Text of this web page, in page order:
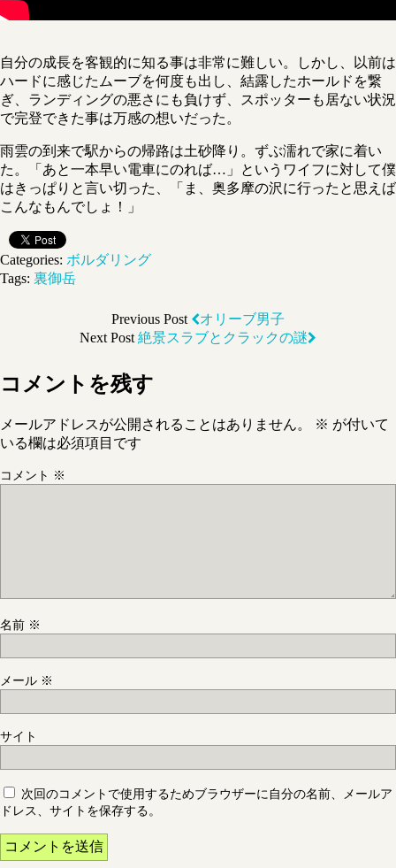
自分の成長を客観的に知る事は非常に難しい。しかし、以前は
ハードに感じたムーブを何度も出し、結露したホールドを繋
ぎ、ランディングの悪さにも負けず、スポッターも居ない状況
で完登できた事は万感の想いだった。
雨雲の到来で駅からの帰路は土砂降り。ずぶ濡れで家に着い
た。「あと一本早い電車にのれば…」というワイフに対して僕
はきっぱりと言い切った、「ま、奥多摩の沢に行ったと思えば
こんなもんでしょ！」
Categories: ボルダリング
Tags: 裏御岳
Previous Post
オリーブ男子
Next Post 絶景スラブとクラックの謎
コメントを残す
メールアドレスが公開されることはありません。 ※ が付いて
いる欄は必須項目です
コメント ※
名前 ※
メール ※
サイト
次回のコメントで使用するためブラウザーに自分の名前、メールア
ドレス、サイトを保存する。